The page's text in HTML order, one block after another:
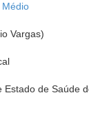
Médio
Vargas)
Estado de Saúde